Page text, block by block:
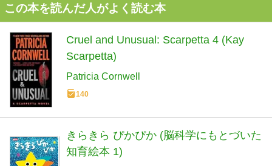
この本を読んだ人がよく読む本
Cruel and Unusual: Scarpetta 4 (Kay
Scarpetta)
Patricia Cornwell
140
きらきら ぴかぴか (脳科学にもとづいた
知育絵本 1)